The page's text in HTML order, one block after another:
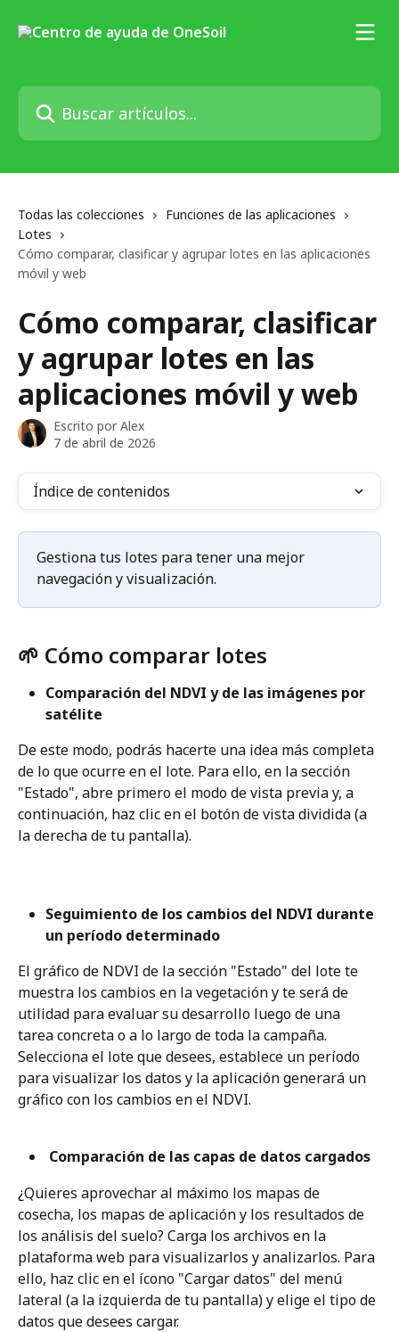
Buscar artículos...
Todas las colecciones
Funciones de las aplicaciones
Lotes
Cómo comparar, clasificar y agrupar lotes en las aplicaciones
móvil y web
Cómo comparar, clasificar
y agrupar lotes en las
aplicaciones móvil y web
Escrito por Alex
7 de abril de 2026
Índice de contenidos
Gestiona tus lotes para tener una mejor
navegación y visualización.
🌱 Cómo comparar lotes
Comparación del NDVI y de las imágenes por
satélite
De este modo, podrás hacerte una idea más completa
de lo que ocurre en el lote. Para ello, en la sección
"Estado", abre primero el modo de vista previa y, a
continuación, haz clic en el botón de vista dividida (a
la derecha de tu pantalla).
Seguimiento de los cambios del NDVI durante
un período determinado
El gráfico de NDVI de la sección "Estado" del lote te
muestra los cambios en la vegetación y te será de
utilidad para evaluar su desarrollo luego de una
tarea concreta o a lo largo de toda la campaña.
Selecciona el lote que desees, establece un período
para visualizar los datos y la aplicación generará un
gráfico con los cambios en el NDVI.
Comparación de las capas de datos cargados
¿Quieres aprovechar al máximo los mapas de
cosecha, los mapas de aplicación y los resultados de
los análisis del suelo? Carga los archivos en la
plataforma web para visualizarlos y analizarlos. Para
ello, haz clic en el ícono "Cargar datos" del menú
lateral (a la izquierda de tu pantalla) y elige el tipo de
datos que desees cargar.